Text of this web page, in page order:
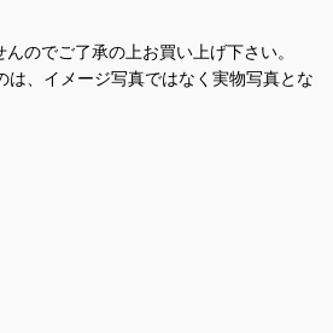
のでご了承の上お買い上げ下さい。
、イメージ写真ではなく実物写真とな